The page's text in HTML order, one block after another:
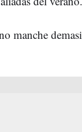
manche